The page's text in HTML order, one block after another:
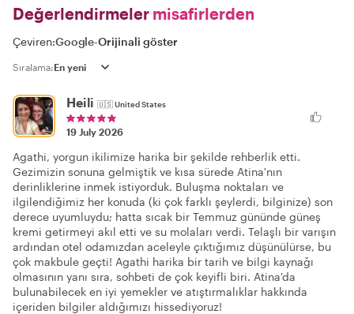
Değerlendirmeler misafirlerden
Çeviren:Google-Orijinali göster
Sıralama:
Heili 🇺🇸United States
19 July 2026
Agathi, yorgun ikilimize harika bir şekilde rehberlik etti.
Gezimizin sonuna gelmiştik ve kısa sürede Atina'nın
derinliklerine inmek istiyorduk. Buluşma noktaları ve
ilgilendiğimiz her konuda (ki çok farklı şeylerdi, bilginize) son
derece uyumluydu; hatta sıcak bir Temmuz gününde güneş
kremi getirmeyi akıl etti ve su molaları verdi. Telaşlı bir varışın
ardından otel odamızdan aceleyle çıktığımız düşünülürse, bu
çok makbule geçti! Agathi harika bir tarih ve bilgi kaynağı
olmasının yanı sıra, sohbeti de çok keyifli biri. Atina'da
bulunabilecek en iyi yemekler ve atıştırmalıklar hakkında
içeriden bilgiler aldığımızı hissediyoruz!